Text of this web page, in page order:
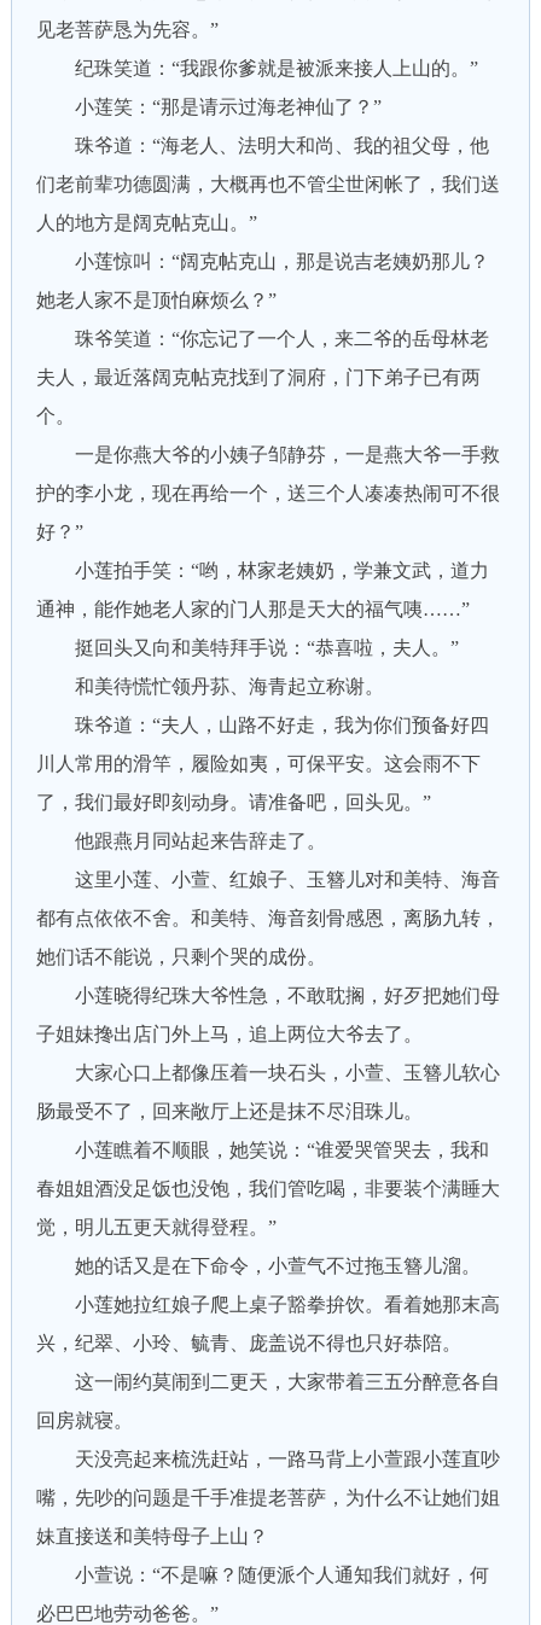
见老菩萨恳为先容。”
纪珠笑道：“我跟你爹就是被派来接人上山的。”
小莲笑：“那是请示过海老神仙了？”
珠爷道：“海老人、法明大和尚、我的祖父母，他
们老前辈功德圆满，大概再也不管尘世闲帐了，我们送
人的地方是阔克帖克山。”
小莲惊叫：“阔克帖克山，那是说吉老姨奶那儿？
她老人家不是顶怕麻烦么？”
珠爷笑道：“你忘记了一个人，来二爷的岳母林老
夫人，最近落阔克帖克找到了洞府，门下弟子已有两
个。
一是你燕大爷的小姨子邹静芬，一是燕大爷一手救
护的李小龙，现在再给一个，送三个人凑凑热闹可不很
好？”
小莲拍手笑：“哟，林家老姨奶，学兼文武，道力
通神，能作她老人家的门人那是天大的福气咦……”
挺回头又向和美特拜手说：“恭喜啦，夫人。”
和美待慌忙领丹荪、海青起立称谢。
珠爷道：“夫人，山路不好走，我为你们预备好四
川人常用的滑竿，履险如夷，可保平安。这会雨不下
了，我们最好即刻动身。请准备吧，回头见。”
他跟燕月同站起来告辞走了。
这里小莲、小萱、红娘子、玉簪儿对和美特、海音
都有点依依不舍。和美特、海音刻骨感恩，离肠九转，
她们话不能说，只剩个哭的成份。
小莲晓得纪珠大爷性急，不敢耽搁，好歹把她们母
子姐妹搀出店门外上马，追上两位大爷去了。
大家心口上都像压着一块石头，小萱、玉簪儿软心
肠最受不了，回来敞厅上还是抹不尽泪珠儿。
小莲瞧着不顺眼，她笑说：“谁爱哭管哭去，我和
春姐姐酒没足饭也没饱，我们管吃喝，非要装个满睡大
觉，明儿五更天就得登程。”
她的话又是在下命令，小萱气不过拖玉簪儿溜。
小莲她拉红娘子爬上桌子豁拳拚饮。看着她那末高
兴，纪翠、小玲、毓青、庞盖说不得也只好恭陪。
这一闹约莫闹到二更天，大家带着三五分醉意各自
回房就寝。
天没亮起来梳洗赶站，一路马背上小萱跟小莲直吵
嘴，先吵的问题是千手准提老菩萨，为什么不让她们姐
妹直接送和美特母子上山？
小萱说：“不是嘛？随便派个人通知我们就好，何
必巴巴地劳动爸爸。”